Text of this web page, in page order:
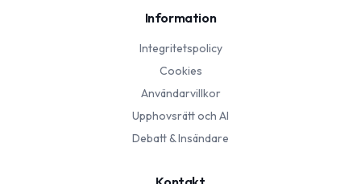
Information
Integritetspolicy
Cookies
Användarvillkor
Upphovsrätt och AI
Debatt & Insändare